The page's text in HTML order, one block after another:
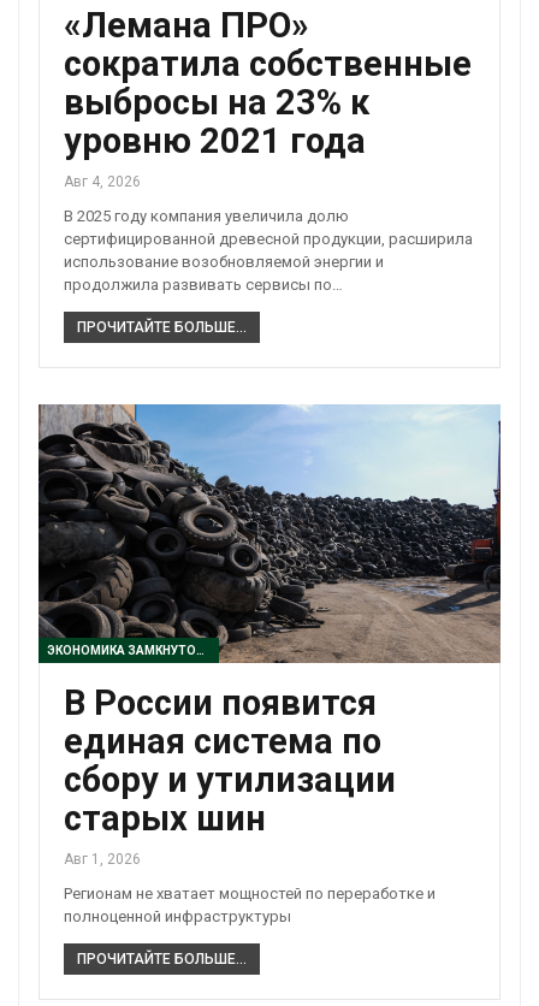
«Лемана ПРО»
сократила собственные
выбросы на 23% к
уровню 2021 года
Авг 4, 2026
В 2025 году компания увеличила долю
сертифицированной древесной продукции, расширила
использование возобновляемой энергии и
продолжила развивать сервисы по…
ПРОЧИТАЙТЕ БОЛЬШЕ...
ЭКОНОМИКА ЗАМКНУТОГО ЦИКЛА
В России появится
единая система по
сбору и утилизации
старых шин
Авг 1, 2026
Регионам не хватает мощностей по переработке и
полноценной инфраструктуры
ПРОЧИТАЙТЕ БОЛЬШЕ...